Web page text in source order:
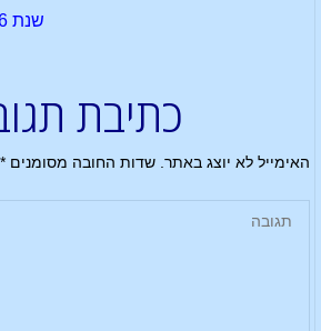
שנת 2016 עת ההכרעה
כתיבת
האימייל לא יוצג באתר. שדות החובה מסומנים*